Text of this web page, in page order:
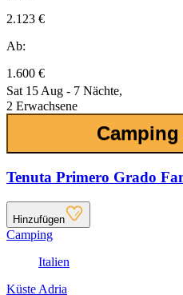
2.123 €
Ab:
1.600 €
Sat 15 Aug - 7 Nächte,
2 Erwachsene
Tenuta Primero Grado
Hinzufügen
Camping
Italien
Küste Adria